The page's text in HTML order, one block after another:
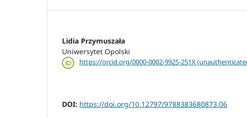
Lidia Przymuszała
Uniwersytet Opolski
https://orcid.org/0000-0002-9925-251X
DOI: https://doi.org/10.12797/9788383680873.06